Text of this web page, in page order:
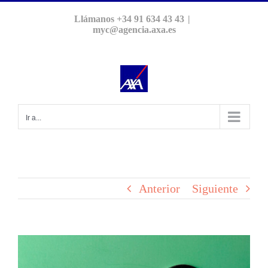
Llámanos +34 91 634 43 43 |
myc@agencia.axa.es
Ir a...
Anterior Siguiente